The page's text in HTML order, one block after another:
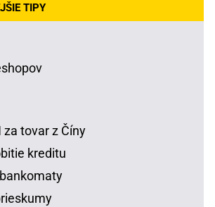
TIPY
za tovar z Číny
kreditu